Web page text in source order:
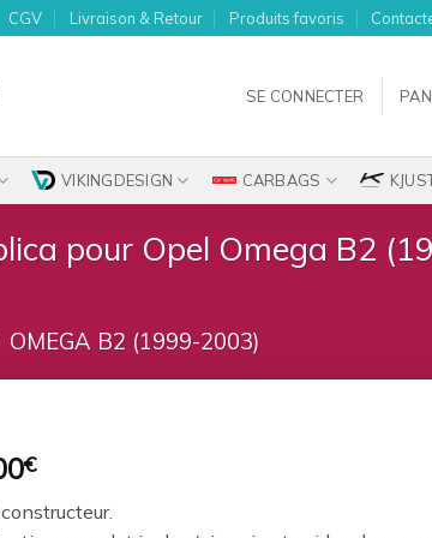
CGV Livraison & Retour Produits favoris
SE CONNECTER
VIKINGDESIGN CARBAGS
pour Opel Omega B2
OMEGA B2 (1999-2003)
€